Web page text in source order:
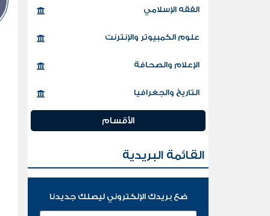
الفقه الإسلامي
علوم الكمبيوتر والإنترنت
الإعلام والصحافة
التاريخ والجغرافيا
الأقسام
القائمة البريدية
ضع بريدك الإلكتروني ليصلك جديدنا